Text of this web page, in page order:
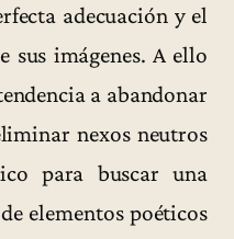
adecuación y el
sus imágenes. A ello
a abandonar
nexos neutros
para buscar una
elementos poéticos